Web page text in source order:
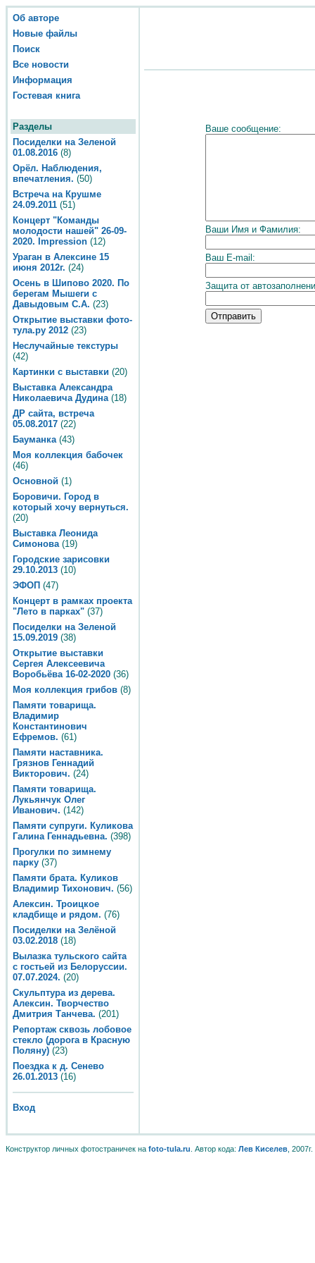
Об авторе
Новые файлы
Поиск
Все новости
Информация
Гостевая книга
Разделы
Посиделки на Зеленой
01.08.2016 (8)
Орёл. Наблюдения,
впечатления. (50)
Встреча на Крушме
24.09.2011 (51)
Концерт "Команды
молодости нашей" 26-09-
2020. Impression (12)
Ураган в Алексине 15
июня 2012г. (24)
Осень в Шипово 2020. По
берегам Мышеги с
Давыдовым С.А. (23)
Открытие выставки фото-
тула.ру 2012 (23)
Неслучайные текстуры
(42)
Картинки с выставки (20)
Выставка Александра
Николаевича Дудина(18)
ДР сайта, встреча
05.08.2017 (22)
Бауманка(43)
Моя коллекция бабочек
(46)
Основной (1)
Боровичи. Город в
который хочу вернуться.
(20)
Выставка Леонида
Симонова(19)
Городские зарисовки
29.10.2013 (10)
ЭФОП (47)
Концерт в рамках проекта
"Лето в парках" (37)
Посиделки на Зеленой
15.09.2019 (38)
Открытие выставки
Сергея Алексеевича
Воробьёва 16-02-2020 (36)
Моя коллекция грибов (8)
Памяти товарища.
Владимир
Константинович
Ефремов. (61)
Памяти наставника.
Грязнов Геннадий
Викторович. (24)
Памяти товарища.
Лукьянчук Олег
Иванович. (142)
Памяти супруги. Куликова
Галина Геннадьевна. (398)
Прогулки по зимнему
парку (37)
Памяти брата. Куликов
Владимир Тихонович. (56)
Алексин. Троицкое
кладбище и рядом. (76)
Посиделки на Зелёной
03.02.2018 (18)
Вылазка тульского сайта
с гостьей из Белоруссии.
07.07.2024. (20)
Скульптура из дерева.
Алексин. Творчество
Дмитрия Танчева. (201)
Репортаж сквозь лобовое
стекло (дорога в Красную
Поляну) (23)
Поездка к д. Сенево
26.01.2013 (16)
Вход
Ваше сообщение:
Ваши Имя и Фамилия:
Ваш E-mail:
Защита от
Конструктор личных фотостраничек на foto-tula.ru . Автор кода: Лев Киселев , 2007г.